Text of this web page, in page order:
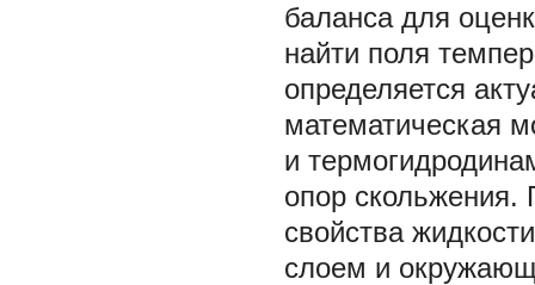
баланса для
найти поля
определяется
математическая
и
опор скольжения.
свойства
слоем и